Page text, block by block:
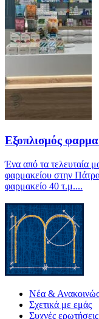
Εξοπλισμός
Ένα από τα τελευταία
φαρμακείου στην
φαρμακείο 40 τ.μ....
Νέα &
Σχετικά με εμάς
Συχνές ερωτήσεις